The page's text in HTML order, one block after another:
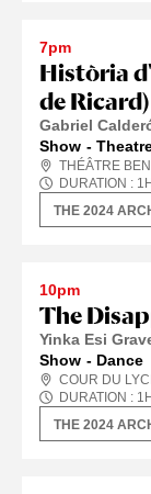
Història
de Ricard)
Gabriel
7pm
Show
THÉÂTRE
DURATION : 1 H
THE 2024
The
Yinka Esi
10pm
Show Dance
COUR DU
DURATION : 1 H
THE 2024